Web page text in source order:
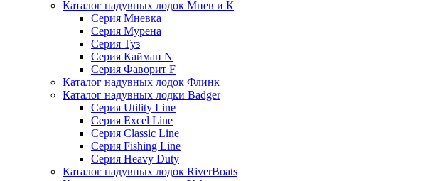
Каталог надувных лодок Мнев и К
Серия Мневка
Серия Мурена
Серия Туз
Серия Кайман N
Серия Фаворит F
Каталог надувных лодок Флинк
Каталог надувных лодки Badger
Серия Utility Line
Серия Excel Line
Серия Classic Line
Серия Fishing Line
Серия Heavy Duty
Каталог надувных лодок RiverBoats